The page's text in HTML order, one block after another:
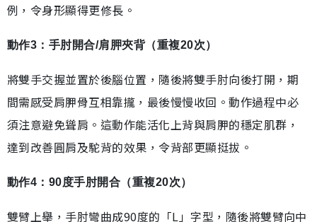
例，令身形顯得更修長。
動作3：手肘開合/肩胛夾背（重複20次）
將雙手交握並置於後腦位置，隨後將雙手肘向後打開，期
間需感受肩胛骨互相靠攏，最後慢慢收回。動作過程中必
須注意避免聳肩。這動作能活化上背與肩胛的穩定肌群，
達到改善圓肩及駝背的效果，令背部更顯挺拔。
動作4：90度手肘開合（重複20次）
雙臂上舉，手肘彎曲成90度的「L」字型，隨後將雙臂向中